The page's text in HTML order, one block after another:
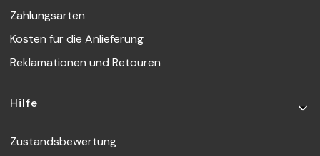
Zahlungsarten
Kosten für die Anlieferung
Reklamationen und Retouren
Hilfe
Zustandsbewertung